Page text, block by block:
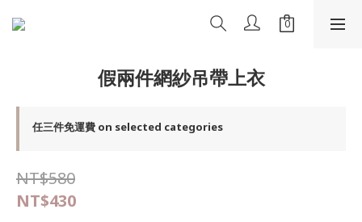
假兩件網紗吊帶上衣
任三件免運費 on selected categories
NT$580
NT$430